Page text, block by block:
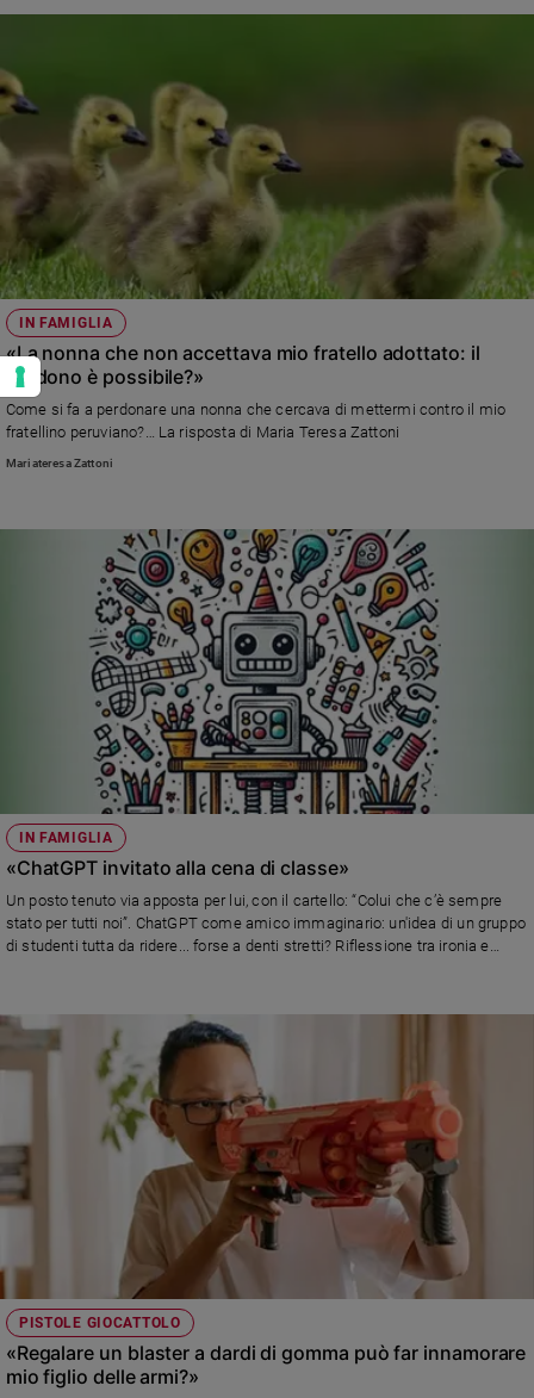
IN FAMIGLIA
«La nonna che non accettava mio fratello adottato: il
perdono è possibile?»
Come si fa a perdonare una nonna che cercava di mettermi contro il mio
fratellino peruviano?… La risposta di Maria Teresa Zattoni
Mariateresa Zattoni
IN FAMIGLIA
«ChatGPT invitato alla cena di classe»
Un posto tenuto via apposta per lui, con il cartello: “Colui che c’è sempre
stato per tutti noi”. ChatGPT come amico immaginario: un'idea di un gruppo
di studenti tutta da ridere... forse a denti stretti? Riflessione tra ironia e
PISTOLE GIOCATTOLO
«Regalare un blaster a dardi di gomma può far innamorare
mio figlio delle armi?»